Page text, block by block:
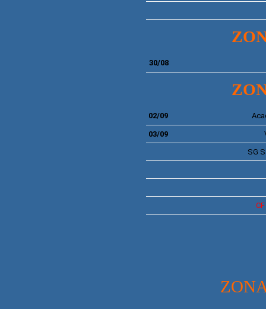
30/08
02/09
03/09
SG
CF